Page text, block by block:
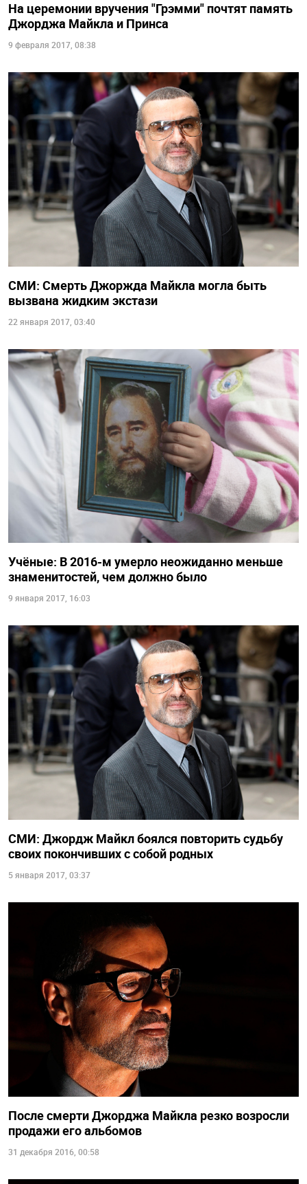
На церемонии вручения "Грэмми" почтят память
Джорджа Майкла и Принса
9 февраля 2017, 08:38
СМИ: Смерть Джоржда Майкла могла быть
вызвана жидким экстази
22 января 2017, 03:40
Учёные: В 2016-м умерло неожиданно меньше
знаменитостей, чем должно было
9 января 2017, 16:03
СМИ: Джордж Майкл боялся повторить судьбу
своих покончивших с собой родных
5 января 2017, 03:37
После смерти Джорджа Майкла резко возросли
продажи его альбомов
31 декабря 2016, 00:58